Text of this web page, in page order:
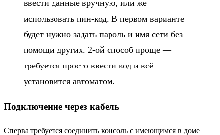
ввести данные вручную, или же
использовать пин-код. В первом варианте
будет нужно задать пароль и имя сети без
помощи других. 2-ой способ проще —
требуется просто ввести код и всё
установится автоматом.
Подключение через кабель
Сперва требуется соединить консоль с имеющимся в доме